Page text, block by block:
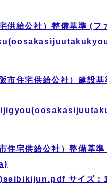
供給公社）整備基準 (フ
市住宅供給公社）建設
住宅供給公社）整備基準
サイズ：